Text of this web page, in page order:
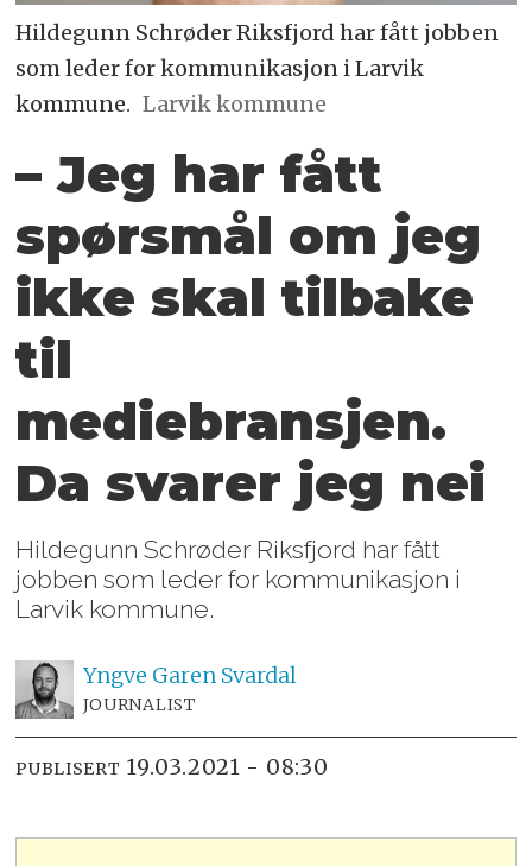
Hildegunn Schrøder Riksfjord har fått jobben
som leder for kommunikasjon i Larvik
kommune. Larvik kommune
– Jeg har fått
spørsmål om jeg
ikke skal tilbake
til
mediebransjen.
Da svarer jeg nei
Hildegunn Schrøder Riksfjord har fått
jobben som leder for kommunikasjon i
Larvik kommune.
Yngve Garen Svardal
JOURNALIST
PUBLISERT 19.03.2021 - 08:30